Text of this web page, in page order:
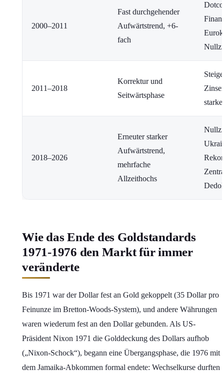
2000–2011
Fast durchgehender
Aufwärtstrend, +6-
fach
2011–2018
Korrektur und
Seitwärtsphase
2018–2026
Erneuter starker
Aufwärtstrend,
mehrfache
Allzeithochs
Wie das Ende des Goldstandards
1971-1976 den Markt für immer
veränderte
Bis 1971 war der Dollar fest an Gold gekoppelt (35 Dollar pro
Feinunze im Bretton-Woods-System), und andere Währungen
waren wiederum fest an den Dollar gebunden. Als US-
Präsident Nixon 1971 die Golddeckung des Dollars aufhob
(„Nixon-Schock“), begann eine Übergangsphase, die 1976 mit
dem Jamaika-Abkommen formal endete: Wechselkurse durften